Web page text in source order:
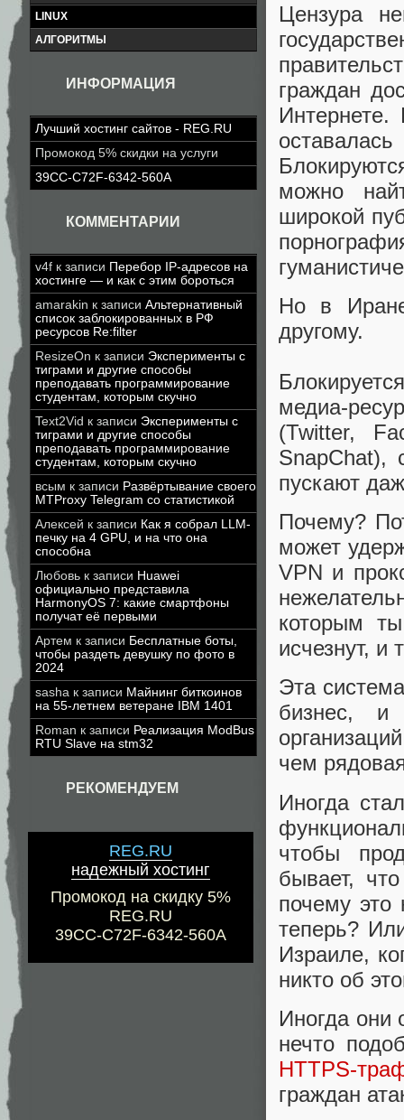
LINUX
АЛГОРИТМЫ
ИНФОРМАЦИЯ
Лучший хостинг сайтов - REG.RU
Промокод 5% скидки на услуги
39CC-C72F-6342-560A
КОММЕНТАРИИ
v4f к записи Перебор IP-адресов на
хостинге — и как с этим бороться
amarakin к записи Альтернативный
список заблокированных в РФ
ресурсов Re:filter
ResizeOn к записи Эксперименты с
тиграми и другие способы
преподавать программирование
студентам, которым скучно
Text2Vid к записи Эксперименты с
тиграми и другие способы
преподавать программирование
студентам, которым скучно
всым к записи Развёртывание своего
MTProxy Telegram со статистикой
Алексей к записи Как я собрал LLM-
печку на 4 GPU, и на что она
способна
Любовь к записи Huawei
официально представила
HarmonyOS 7: какие смартфоны
получат её первыми
Артем к записи Бесплатные боты,
чтобы раздеть девушку по фото в
2024
sasha к записи Майнинг биткоинов
на 55-летнем ветеране IBM 1401
Roman к записи Реализация ModBus
RTU Slave на stm32
РЕКОМЕНДУЕМ
REG.RU
надежный хостинг
Промокод на скидку 5%
REG.RU
39CC-C72F-6342-560A
Цензура
граждан
Интернете.
можно
широкой
Но в
другому.
медиа-
(Twitter,
SnapChat),
пускают
Почему?
может
VPN и
которым
исчезнут, и
Эта
бизнес, и
чем
Иногда
чтобы
бывает,
почему это
теперь?
Израиле,
никто об
Иногда они
нечто
HTTPS-
граждан